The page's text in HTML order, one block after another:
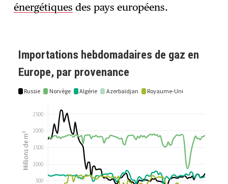
énergétiques des pays européens.